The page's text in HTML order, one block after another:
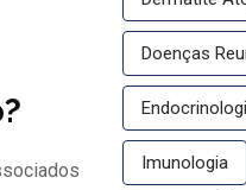
Doenças
Imunologia